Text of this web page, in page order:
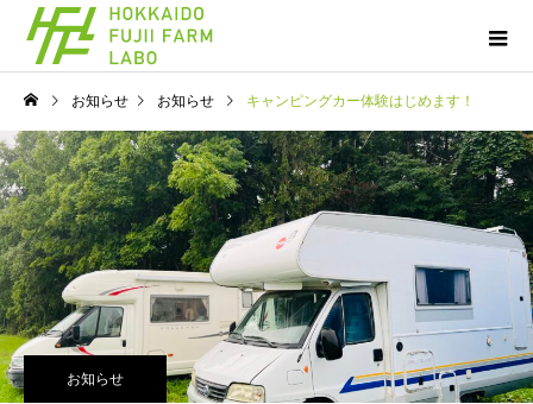
お知らせ お知らせ キャンピングカー体験はじめます！
お知らせ